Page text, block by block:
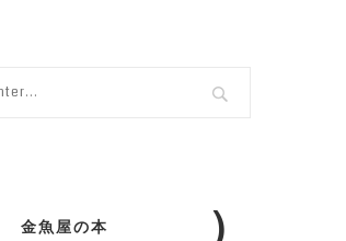
金魚屋の本